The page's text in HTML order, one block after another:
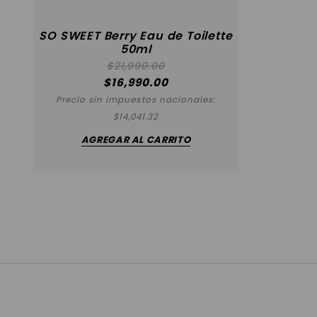
SO SWEET Berry Eau de Toilette
50ml
$21,990.00
$16,990.00
Precio sin impuestos nacionales:
$14,041.32
AGREGAR AL CARRITO